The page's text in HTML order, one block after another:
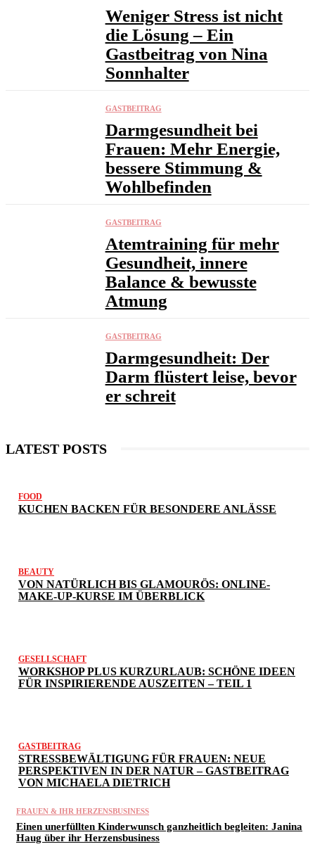
Weniger Stress ist nicht
die Lösung – Ein
Gastbeitrag von Nina
Sonnhalter
GASTBEITRAG
Darmgesundheit bei
Frauen: Mehr Energie,
bessere Stimmung &
Wohlbefinden
GASTBEITRAG
Atemtraining für mehr
Gesundheit, innere
Balance & bewusste
Atmung
GASTBEITRAG
Darmgesundheit: Der
Darm flüstert leise, bevor
er schreit
LATEST POSTS
FOOD
KUCHEN BACKEN FÜR BESONDERE ANLÄSSE
BEAUTY
VON NATÜRLICH BIS GLAMOURÖS: ONLINE-
MAKE-UP-KURSE IM ÜBERBLICK
GESELLSCHAFT
WORKSHOP PLUS KURZURLAUB: SCHÖNE IDEEN
FÜR INSPIRIERENDE AUSZEITEN – TEIL 1
GASTBEITRAG
STRESSBEWÄLTIGUNG FÜR FRAUEN: NEUE
PERSPEKTIVEN IN DER NATUR – GASTBEITRAG
VON MICHAELA DIETRICH
FRAUEN & IHR HERZENSBUSINESS
Einen unerfüllten Kinderwunsch ganzheitlich begleiten: Janina
Haug über ihr Herzensbusiness